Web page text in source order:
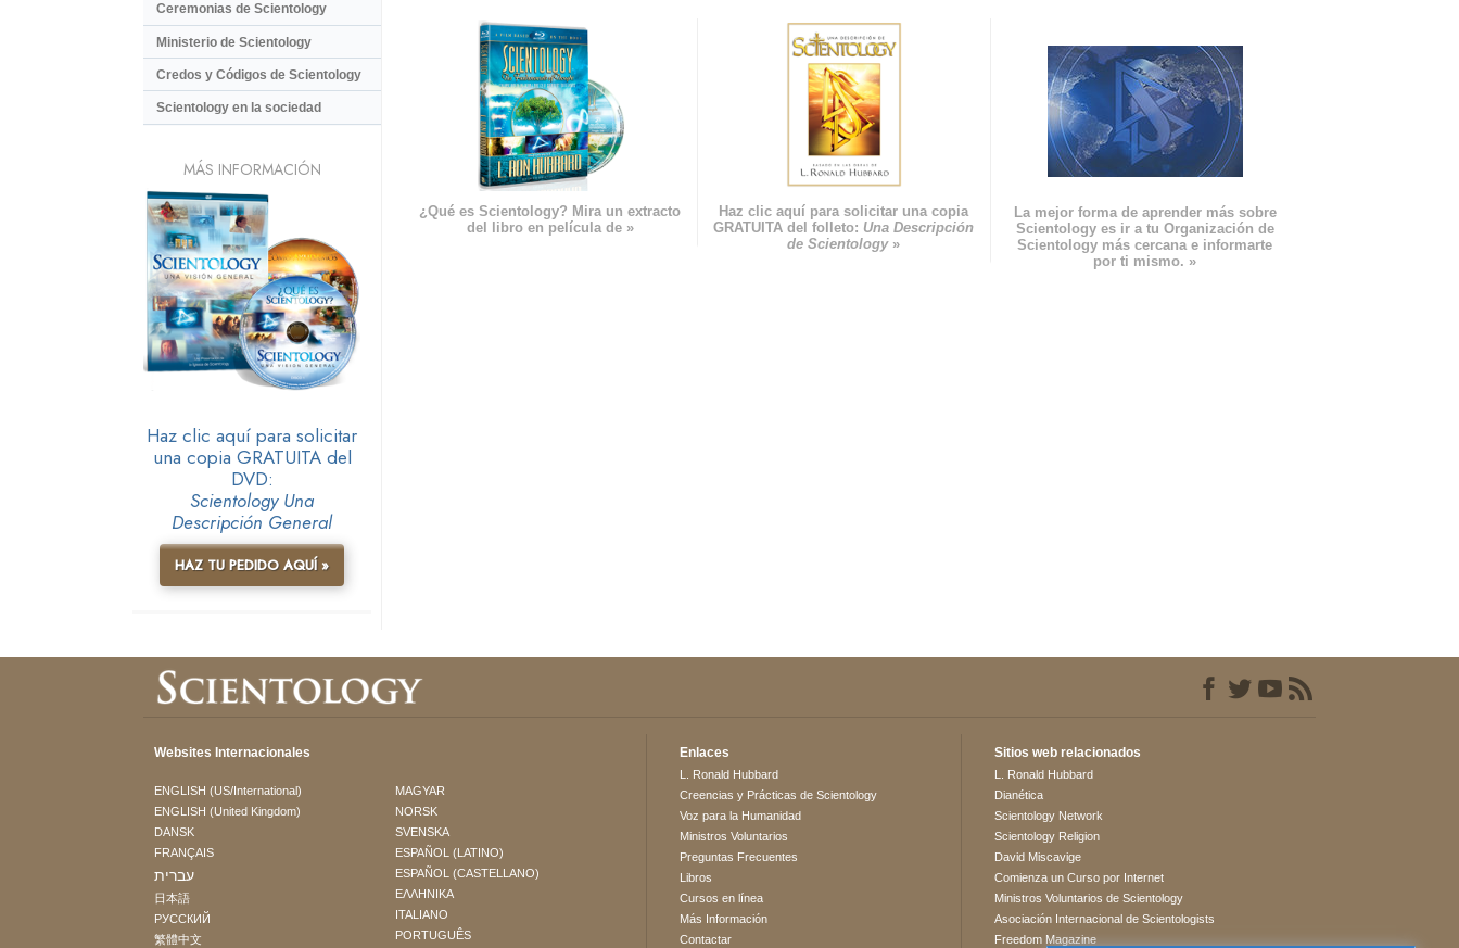
¿Qué es Scientology? Mira un extracto
del libro en película de »
Haz clic aquí para solicitar una copia
GRATUITA del folleto: Una Descripción
de Scientology»
La mejor forma de aprender más sobre
Scientology es ir a tu Organización de
Scientology más cercana e informarte
por ti mismo. »
Ceremonias de Scientology
Ministerio de Scientology
Credos y Códigos de Scientology
Scientology en la sociedad
MÁS INFORMACIÓN
Haz clic aquí para solicitar
una copia GRATUITA del
DVD:
Scientology Una
Descripción General
HAZ TU PEDIDO AQUÍ »
Websites Internacionales
ENGLISH (US/International)
ENGLISH (United Kingdom)
DANSK
FRANÇAIS
עברית
日本語
РУССКИЙ
繁體中文
MAGYAR
NORSK
SVENSKA
ESPAÑOL (LATINO)
ESPAÑOL (CASTELLANO)
ΕΛΛΗΝΙΚA
ITALIANO
PORTUGUÊS
Enlaces
L. Ronald Hubbard
Creencias y Prácticas de Scientology
Voz para la Humanidad
Ministros Voluntarios
Preguntas Frecuentes
Libros
Cursos en línea
Más Información
Contactar
Sitios web relacionados
L. Ronald Hubbard
Dianética
Scientology Network
Scientology Religion
David Miscavige
Comienza un Curso por Internet
Ministros Voluntarios de Scientology
Asociación Internacional de Scientologists
Freedom Magazine